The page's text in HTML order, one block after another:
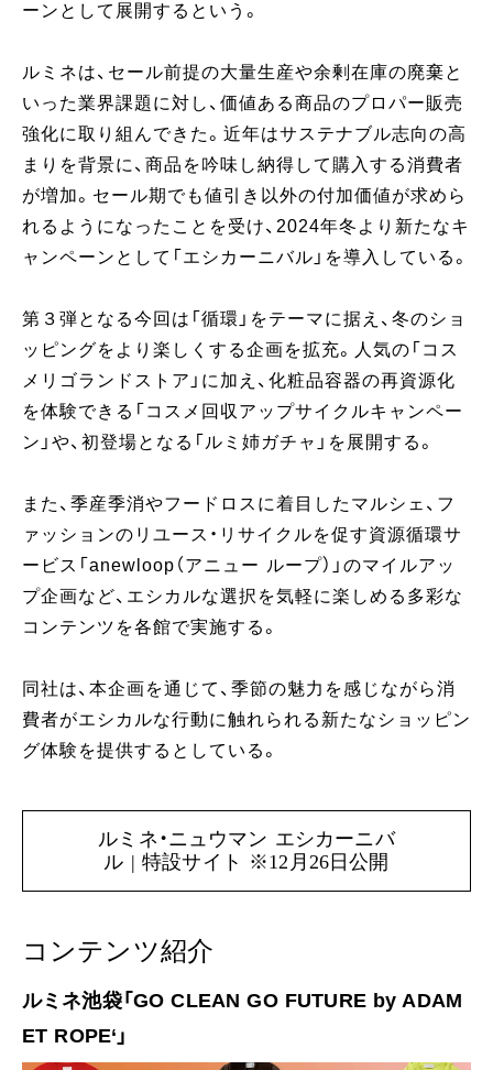
ーンとして展開するという。
ルミネは、セール前提の大量生産や余剰在庫の廃棄と
いった業界課題に対し、価値ある商品のプロパー販売
強化に取り組んできた。近年はサステナブル志向の高
まりを背景に、商品を吟味し納得して購入する消費者
が増加。セール期でも値引き以外の付加価値が求めら
れるようになったことを受け、2024年冬より新たなキ
ャンペーンとして「エシカーニバル」を導入している。
第３弾となる今回は「循環」をテーマに据え、冬のショ
ッピングをより楽しくする企画を拡充。人気の「コス
メリゴランドストア」に加え、化粧品容器の再資源化
を体験できる「コスメ回収アップサイクルキャンペー
ン」や、初登場となる「ルミ姉ガチャ」を展開する。
また、季産季消やフードロスに着目したマルシェ、フ
ァッションのリユース・リサイクルを促す資源循環サ
ービス「anewloop（アニュー ループ）」のマイルアッ
プ企画など、エシカルな選択を気軽に楽しめる多彩な
コンテンツを各館で実施する。
同社は、本企画を通じて、季節の魅力を感じながら消
費者がエシカルな行動に触れられる新たなショッピン
グ体験を提供するとしている。
ルミネ・ニュウマン エシカーニバ
ル | 特設サイト ※12月26日公開
コンテンツ紹介
ルミネ池袋「GO CLEAN GO FUTURE by ADAM
ET ROPE‘​」